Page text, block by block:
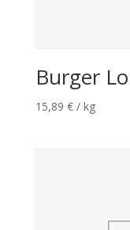
Burger
15,89 € / kg